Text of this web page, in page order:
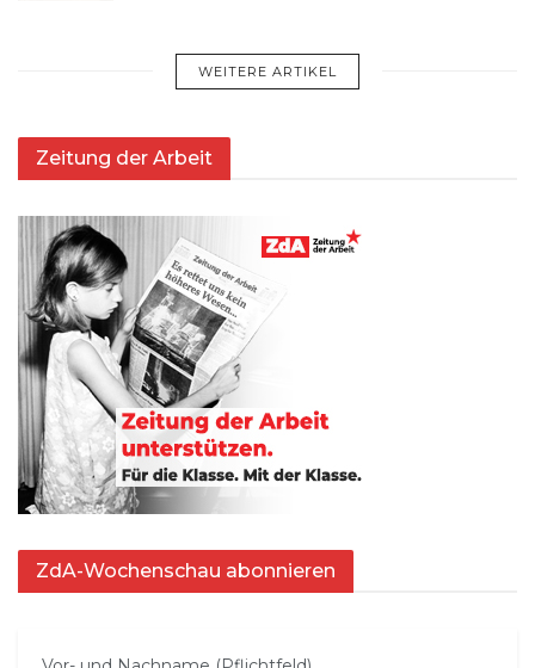
WEITERE ARTIKEL
Zeitung der Arbeit
ZdA-Wochenschau abonnieren